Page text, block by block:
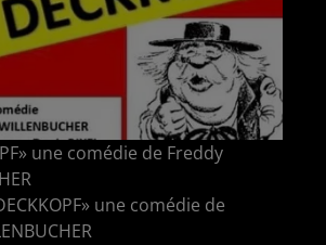
une comédie de Freddy
une comédie de